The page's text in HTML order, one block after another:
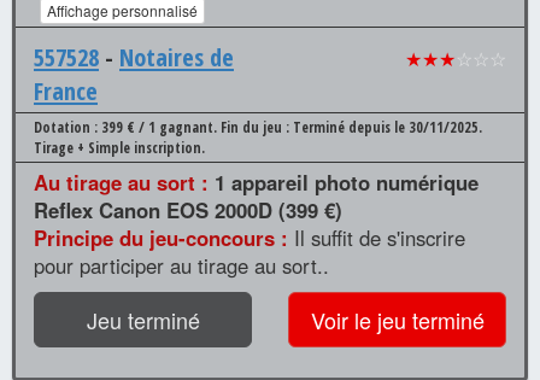
Affichage personnalisé
557528 - Notaires de
France
★★★☆☆☆
Dotation : 399 € / 1 gagnant. Fin du jeu : Terminé depuis le 30/11/2025.
Tirage + Simple inscription.
Au tirage au sort : 1 appareil photo numérique
Reflex Canon EOS 2000D (399 €)
Principe du jeu-concours : Il suffit de s'inscrire
pour participer au tirage au sort..
Jeu terminé Voir le jeu terminé